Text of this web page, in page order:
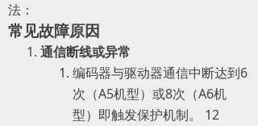
法：
常见故障原因
通信断线或异常
编码器与驱动器通信中断达到6
次（A5机型）或8次（A6机
型）即触发保护机制。 ‌12